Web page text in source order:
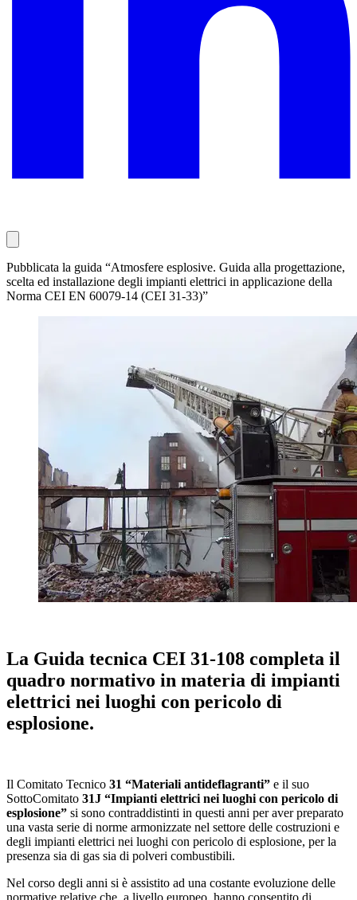
Pubblicata la guida “Atmosfere esplosive. Guida alla progettazione,
scelta ed installazione degli impianti elettrici in applicazione della
Norma CEI EN 60079-14 (CEI 31-33)”
La Guida tecnica CEI 31-108 completa il
quadro normativo in materia di impianti
elettrici nei luoghi con pericolo di
esplosione.
Il Comitato Tecnico 31 “Materiali antideflagranti” e il suo
SottoComitato 31J “Impianti elettrici nei luoghi con pericolo di
esplosione” si sono contraddistinti in questi anni per aver preparato
una vasta serie di norme armonizzate nel settore delle costruzioni e
degli impianti elettrici nei luoghi con pericolo di esplosione, per la
presenza sia di gas sia di polveri combustibili.
Nel corso degli anni si è assistito ad una costante evoluzione delle
normative relative che, a livello europeo, hanno consentito di